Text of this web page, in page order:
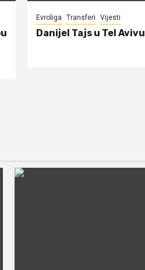
Evroliga Transferi Vijesti
Danijel Tajs u Tel Avivu